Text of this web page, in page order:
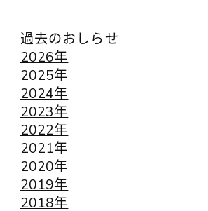
過去のおしらせ
2026年
2025年
2024年
2023年
2022年
2021年
2020年
2019年
2018年